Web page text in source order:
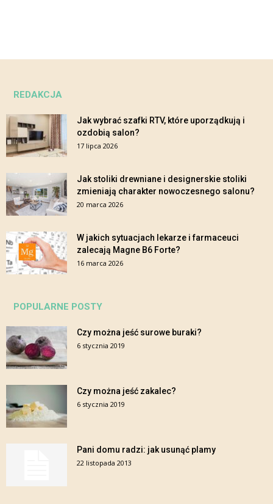
REDAKCJA
Jak wybrać szafki RTV, które uporządkują i
ozdobią salon?
17 lipca 2026
Jak stoliki drewniane i designerskie stoliki
zmieniają charakter nowoczesnego salonu?
20 marca 2026
W jakich sytuacjach lekarze i farmaceuci
zalecają Magne B6 Forte?
16 marca 2026
POPULARNE POSTY
Czy można jeść surowe buraki?
6 stycznia 2019
Czy można jeść zakalec?
6 stycznia 2019
Pani domu radzi: jak usunąć plamy
22 listopada 2013